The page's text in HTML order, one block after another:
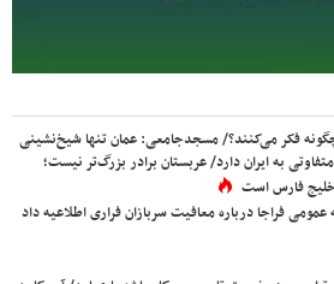
فکر می‌کنند؟/ مسجدجامعی: عمان تنها شیخ‌نشینی
به ایران دارد/ عربستان برادر بزرگ‌تر نیست؛
فارس است
فراجا درباره معافیت سربازان فراری اطلاعیه داد